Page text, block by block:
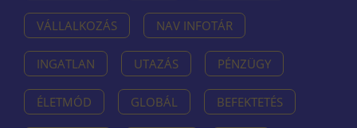
VÁLLALKOZÁS NAV INFOTÁR
INGATLAN UTAZÁS PÉNZÜGY
ÉLETMÓD GLOBÁL BEFEKTETÉS